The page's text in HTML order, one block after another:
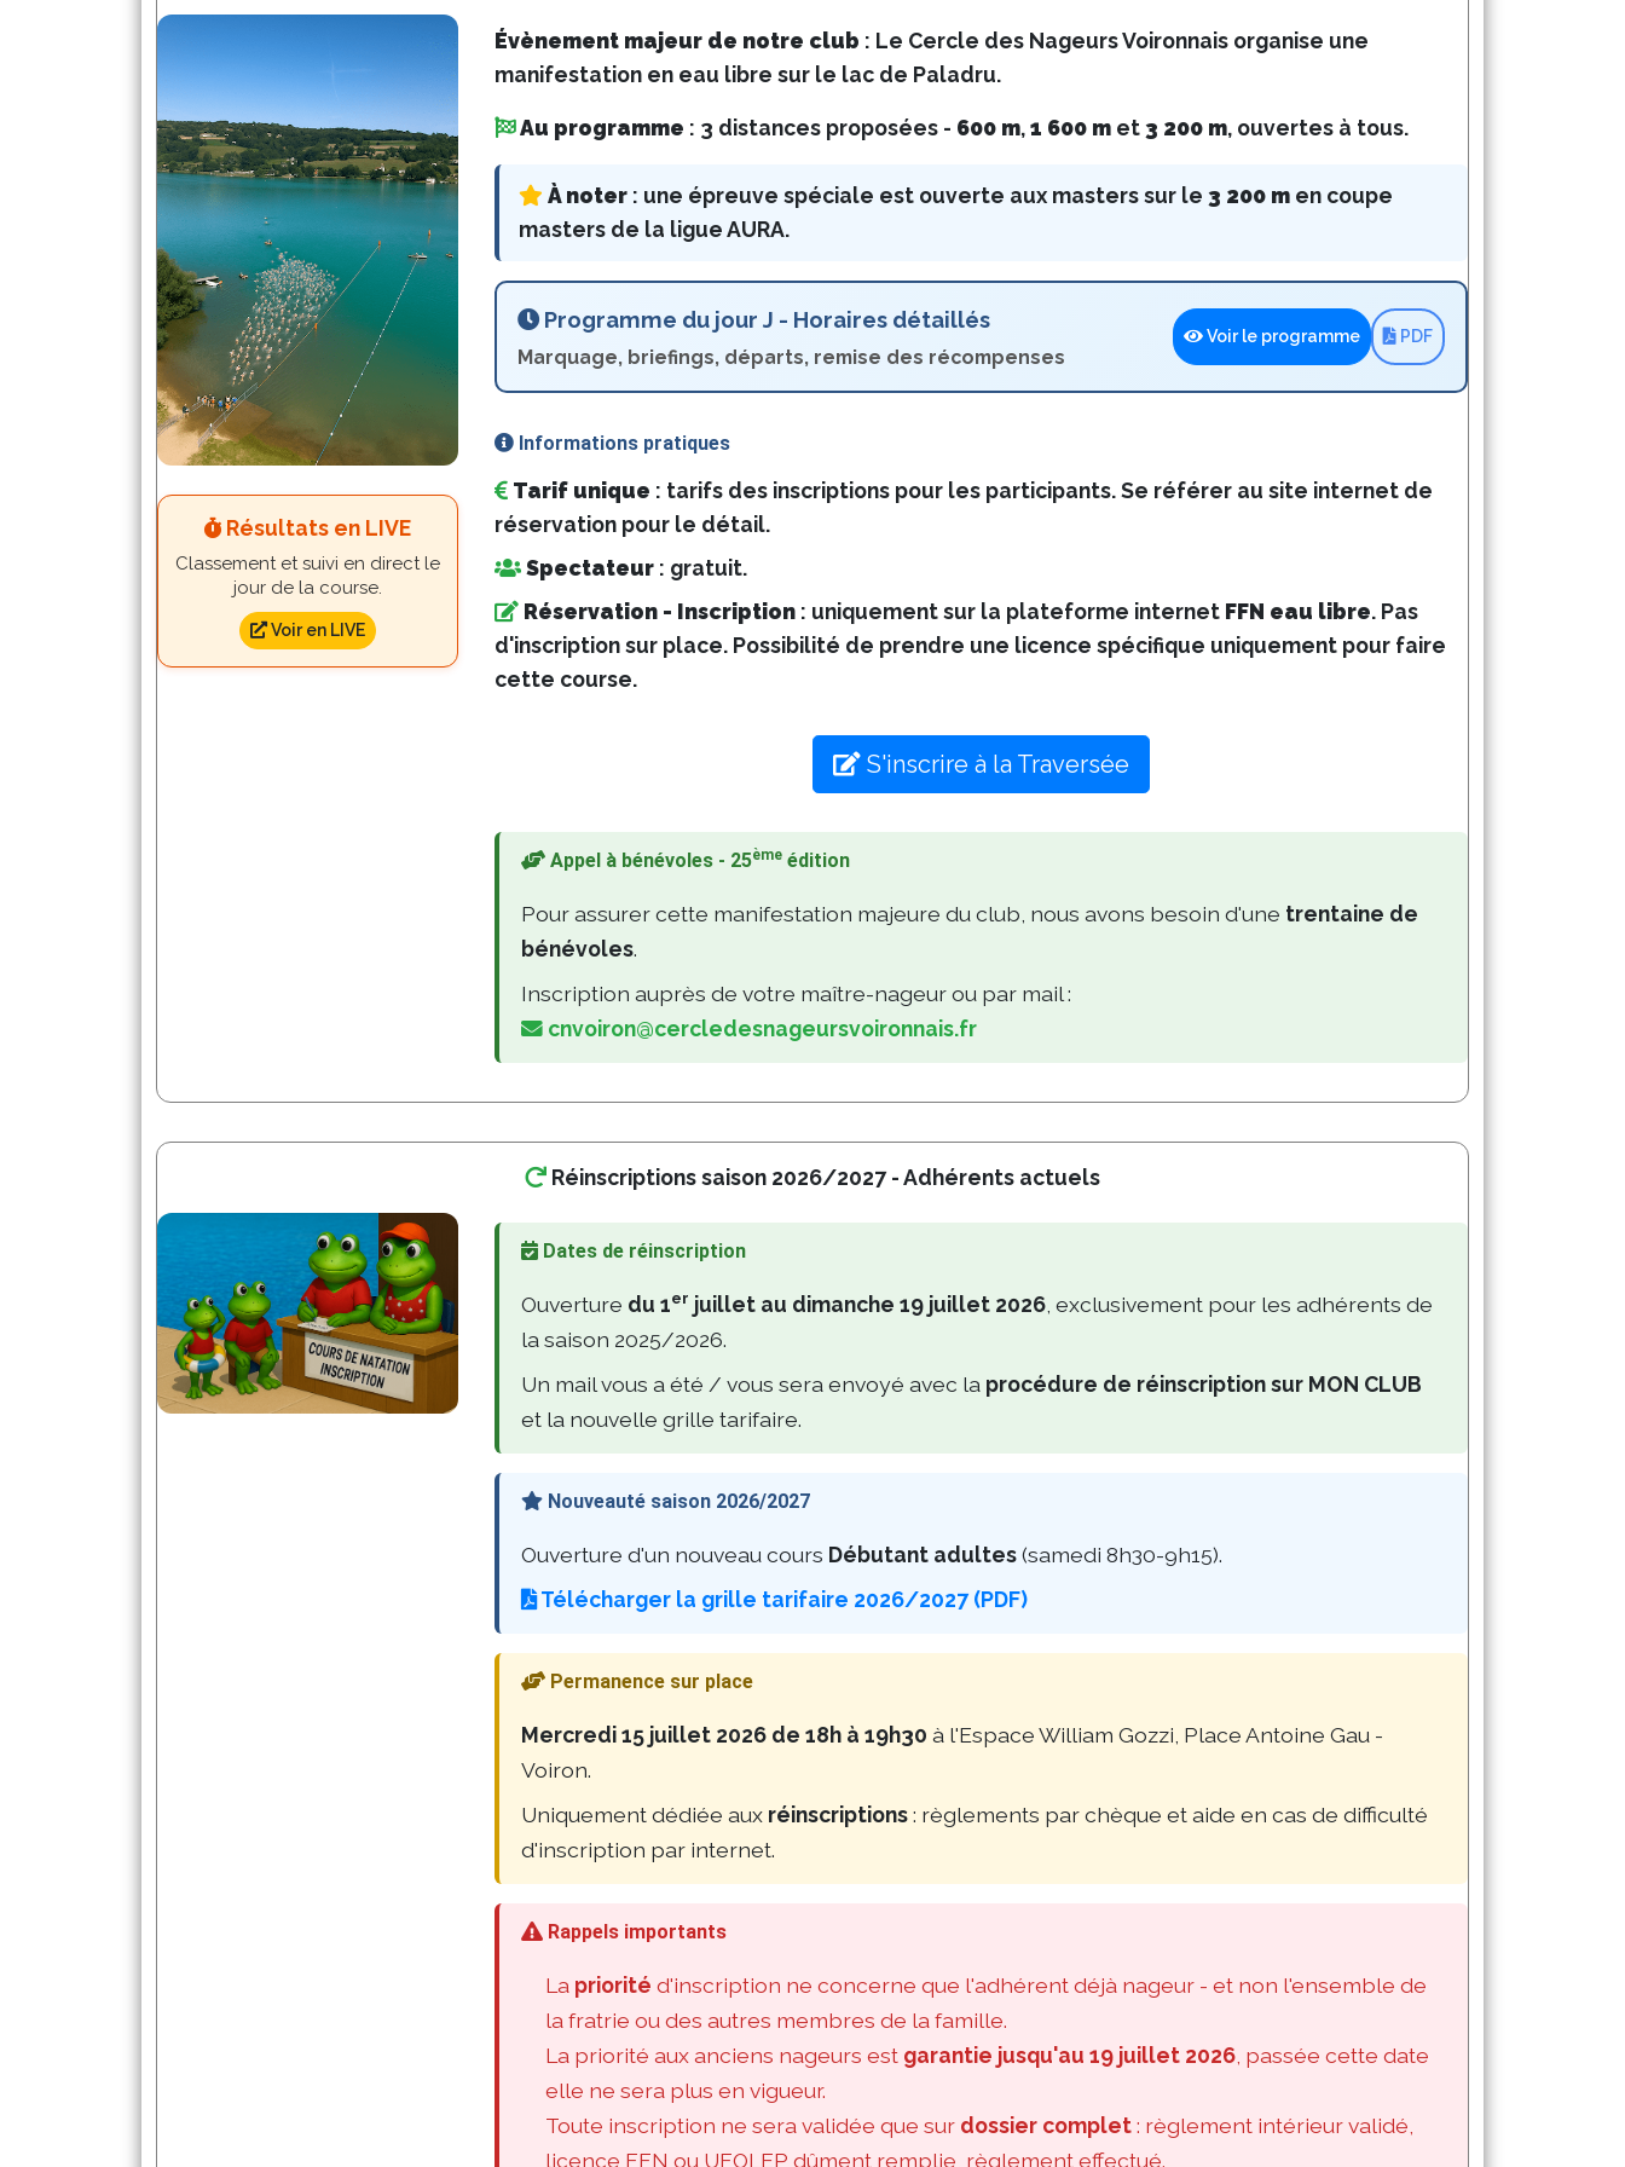
Résultats en LIVE
Classement et suivi en direct le
jour de la course.
Voir en LIVE
Évènement majeur de notre club : Le Cercle des Nageurs Voironnais organise une
manifestation en eau libre sur le lac de Paladru.
Au programme : 3 distances proposées - 600 m,1 600 met 3 200 m, ouvertes à tous.
À noter: une épreuve spéciale est ouverte aux masters sur le 3 200 men coupe
masters de la ligue AURA.
Programme du jour J - Horaires détaillés
Marquage, briefings, départs, remise des récompenses
Voir le programme PDF
Informations pratiques
Tarif unique : tarifs des inscriptions pour les participants. Se référer au site internet de
réservation pour le détail.
Spectateur: gratuit.
Réservation - Inscription: uniquement sur la plateforme internet FFN eau libre. Pas
d'inscription sur place. Possibilité de prendre une licence spécifique uniquement pour faire
cette course.
S'inscrire à la Traversée
Appel à bénévoles - 25èmeédition
Pour assurer cette manifestation majeure du club, nous avons besoin d'une trentaine de
bénévoles.
Inscription auprès de votre maître-nageur ou par mail :
cnvoiron@cercledesnageursvoironnais.fr
Réinscriptions saison 2026/2027 - Adhérents actuels
Dates de réinscription
Ouverture du 1er juillet au dimanche 19 juillet 2026, exclusivement pour les adhérents de
la saison 2025/2026.
Un mail vous a été / vous sera envoyé avec la procédure de réinscription sur MON CLUB
et la nouvelle grille tarifaire.
Nouveauté saison 2026/2027
Ouverture d'un nouveau cours Débutant adultes(samedi 8h30-9h15).
Télécharger la grille tarifaire 2026/2027 (PDF)
Permanence sur place
Mercredi 15 juillet 2026 de 18h à 19h30 à l'Espace William Gozzi, Place Antoine Gau -
Voiron.
Uniquement dédiée aux réinscriptions: règlements par chèque et aide en cas de difficulté
d'inscription par internet.
Rappels importants
La priorité d'inscription ne concerne que l'adhérent déjà nageur - et non l'ensemble de
la fratrie ou des autres membres de la famille.
La priorité aux anciens nageurs est garantie jusqu'au 19 juillet 2026, passée cette date
elle ne sera plus en vigueur.
Toute inscription ne sera validée que sur dossier complet: règlement intérieur validé,
licence FFN ou UFOLEP dûment remplie, règlement effectué.